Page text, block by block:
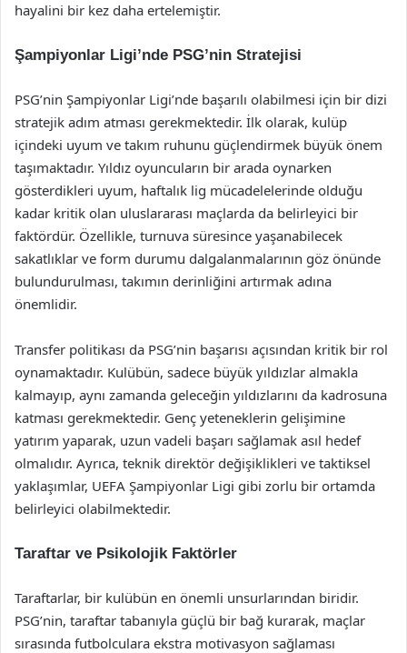
hayalini bir kez daha ertelemiştir.
Şampiyonlar Ligi’nde PSG’nin Stratejisi
PSG’nin Şampiyonlar Ligi’nde başarılı olabilmesi için bir dizi
stratejik adım atması gerekmektedir. İlk olarak, kulüp
içindeki uyum ve takım ruhunu güçlendirmek büyük önem
taşımaktadır. Yıldız oyuncuların bir arada oynarken
gösterdikleri uyum, haftalık lig mücadelelerinde olduğu
kadar kritik olan uluslararası maçlarda da belirleyici bir
faktördür. Özellikle, turnuva süresince yaşanabilecek
sakatlıklar ve form durumu dalgalanmalarının göz önünde
bulundurulması, takımın derinliğini artırmak adına
önemlidir.
Transfer politikası da PSG’nin başarısı açısından kritik bir rol
oynamaktadır. Kulübün, sadece büyük yıldızlar almakla
kalmayıp, aynı zamanda geleceğin yıldızlarını da kadrosuna
katması gerekmektedir. Genç yeteneklerin gelişimine
yatırım yaparak, uzun vadeli başarı sağlamak asıl hedef
olmalıdır. Ayrıca, teknik direktör değişiklikleri ve taktiksel
yaklaşımlar, UEFA Şampiyonlar Ligi gibi zorlu bir ortamda
belirleyici olabilmektedir.
Taraftar ve Psikolojik Faktörler
Taraftarlar, bir kulübün en önemli unsurlarından biridir.
PSG’nin, taraftar tabanıyla güçlü bir bağ kurarak, maçlar
sırasında futbolculara ekstra motivasyon sağlaması